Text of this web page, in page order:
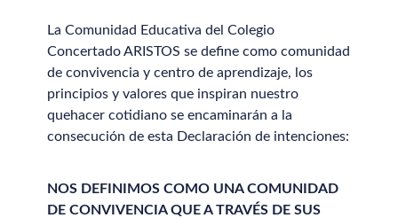
La Comunidad Educativa del Colegio
Concertado ARISTOS se define como comunidad
de convivencia y centro de aprendizaje, los
principios y valores que inspiran nuestro
quehacer cotidiano se encaminarán a la
consecución de esta Declaración de intenciones:
NOS DEFINIMOS COMO UNA COMUNIDAD
DE CONVIVENCIA QUE A TRAVÉS DE SUS